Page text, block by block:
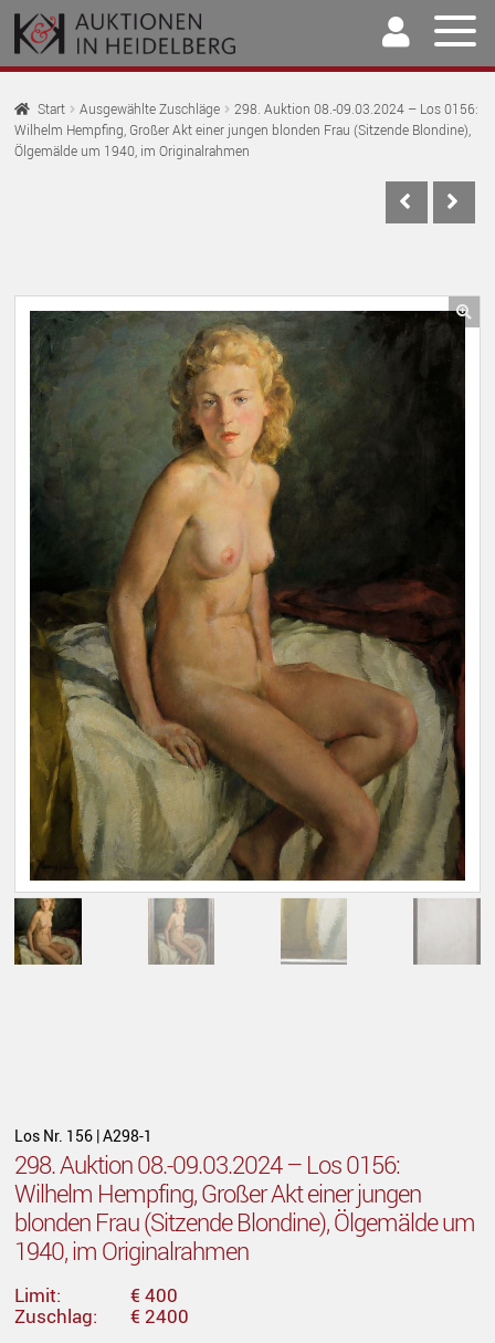
Zur
Navigation
springen
Springe
zum
Inhalt
Home
Auktionen
Unser Team
Kontakt
Start Ausgewählte Zuschläge
298. Auktion 08.-09.03.2024 – Los 0156:
Wilhelm Hempfing, Großer Akt einer jungen blonden Frau (Sitzende Blondine),
Ölgemälde um 1940, im Originalrahmen
Los Nr. 156 | A298-1
298. Auktion 08.-09.03.2024 – Los 0156:
Wilhelm Hempfing, Großer Akt einer jungen
blonden Frau (Sitzende Blondine), Ölgemälde um
1940, im Originalrahmen
Limit:
€ 400
Zuschlag:
€ 2400